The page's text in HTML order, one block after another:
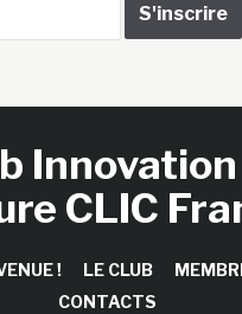
CLIC
! LE CLUB
CONTACTS